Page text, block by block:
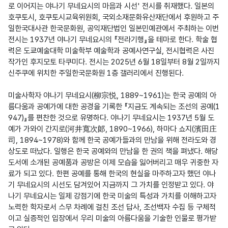
로 이어지는 야나기 무네요시의 마음과 시선' 전시를 취재했다. 일본의
호쿠토시, 호쿠토시교육위원회, 국외소재문화유산재단에서 후원하고 주
일한국대사관 한국문화원, 공익재단법인 일본민예관에서 주최하는 이번
전시는 1937년 야나기 무네요시의 『전라기행』을 테마로 한다. 학술 협
력은 도쿄예술대학 미술학부 예술학과 공예사연구실, 전시협력은 사진
작가인 후지모토 타쿠미다. 전시는 2025년 6월 18일부터 8월 2일까지
신주쿠에 위치한 주일한국문화원 1층 갤러리에서 진행된다.
미술사학자 야나기 무네요시(柳宗悦, 1889~1961)는 한국 공예의 아
름다움과 공예가에 대한 공경을 기록한 『지금도 계속되는 조선의 공예(1
947)』를 편찬한 것으로 유명하다. 야나기 무네요시는 1937년 5월 도
예가 가와이 간지로(河井寬次郞, 1890~1966), 하마다 쇼지(濱田庄
司, 1894~1978)와 함께 한국 공예가들과의 만남을 위해 전라도와 경
상도로 떠났다. 일행은 한국 공예와의 만남을 한 권의 책을 펴냈다. 해당
도서에 소개된 공예품과 공방은 이제 모습을 잃어버리고 매우 귀중한 자
료가 되고 있다. 한편 공예를 통해 한국의 현실을 마주하고자 했던 야나
기 무네요시의 시선도 담겨있어 지금까지 그 가치를 인정받고 있다. 야
나기 무네요시는 일제 강점기에 한국 미술의 특성과 가치를 이해하고자
노력한 학자로서 스무 차례에 걸친 조선 답사, 조선백자 수집 등 구체적
이고 실증적인 입장에서 우리 미술의 아름다움을 기술한 인물로 평가받